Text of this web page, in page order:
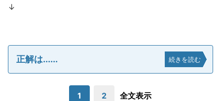
↓
正解は...... 続きを読む
1 2 全文表示